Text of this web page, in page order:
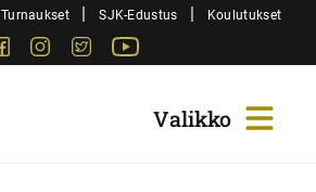
Turnaukset | SJK-Edustus | Koulutukset
FacebookInstagram
Twitter